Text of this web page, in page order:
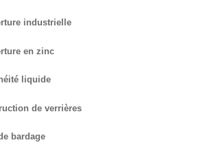
industrielle
en zinc
liquide
de verrières
bardage